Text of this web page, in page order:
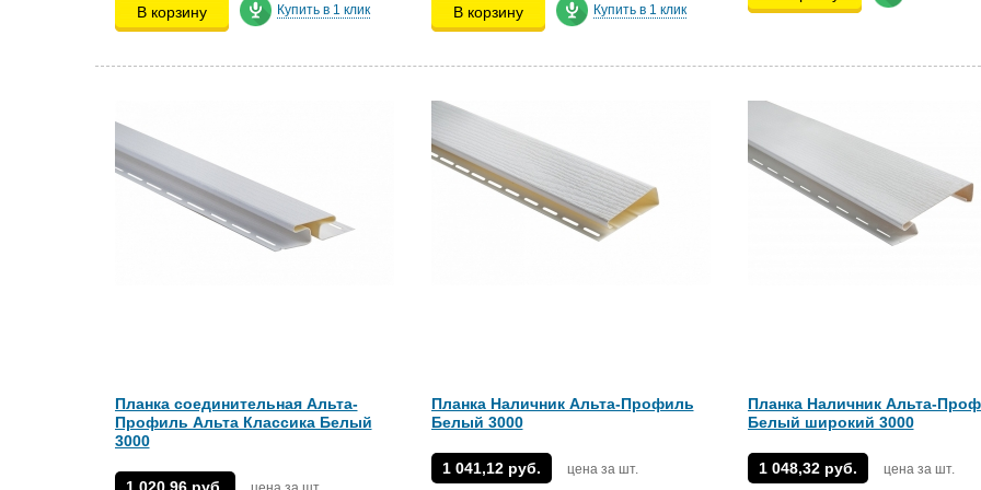
В корзину Купить в 1 клик В корзину Купить в 1 клик
Планка соединительная Альта-
Профиль Альта Классика Белый
3000
Планка Наличник Альта-Профиль
Белый 3000
1 041,12 руб. цена за шт.
Планка Наличник Альта-
Белый широкий 3000
1 048,32 руб. цена за шт.